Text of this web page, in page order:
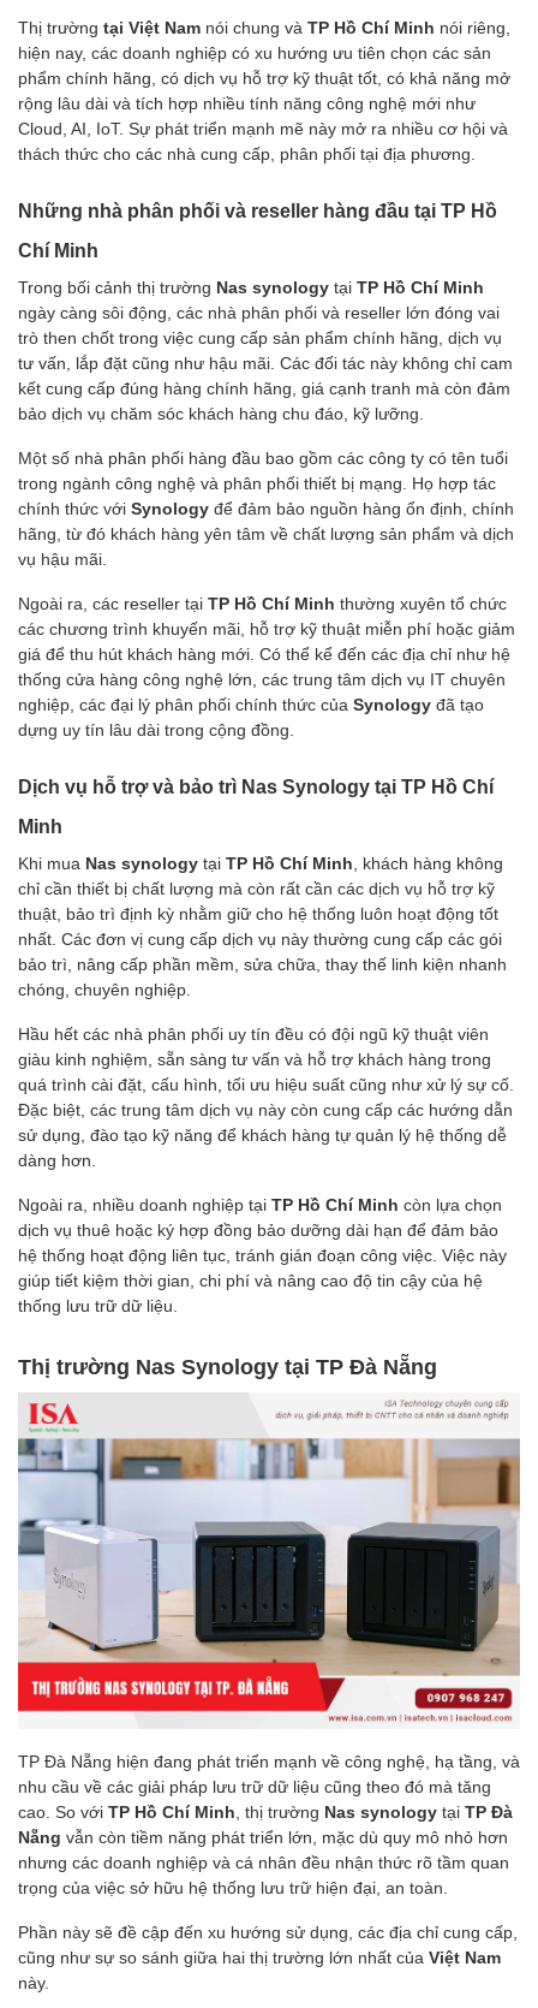
Thị trường tại Việt Nam nói chung và TP Hồ Chí Minh nói riêng,
hiện nay, các doanh nghiệp có xu hướng ưu tiên chọn các sản
phẩm chính hãng, có dịch vụ hỗ trợ kỹ thuật tốt, có khả năng mở
rộng lâu dài và tích hợp nhiều tính năng công nghệ mới như
Cloud, AI, IoT. Sự phát triển mạnh mẽ này mở ra nhiều cơ hội và
thách thức cho các nhà cung cấp, phân phối tại địa phương.
Những nhà phân phối và reseller hàng đầu tại TP Hồ
Chí Minh
Trong bối cảnh thị trường Nas synology tại TP Hồ Chí Minh
ngày càng sôi động, các nhà phân phối và reseller lớn đóng vai
trò then chốt trong việc cung cấp sản phẩm chính hãng, dịch vụ
tư vấn, lắp đặt cũng như hậu mãi. Các đối tác này không chỉ cam
kết cung cấp đúng hàng chính hãng, giá cạnh tranh mà còn đảm
bảo dịch vụ chăm sóc khách hàng chu đáo, kỹ lưỡng.
Một số nhà phân phối hàng đầu bao gồm các công ty có tên tuổi
trong ngành công nghệ và phân phối thiết bị mạng. Họ hợp tác
chính thức với Synology để đảm bảo nguồn hàng ổn định, chính
hãng, từ đó khách hàng yên tâm về chất lượng sản phẩm và dịch
vụ hậu mãi.
Ngoài ra, các reseller tại TP Hồ Chí Minh thường xuyên tổ chức
các chương trình khuyến mãi, hỗ trợ kỹ thuật miễn phí hoặc giảm
giá để thu hút khách hàng mới. Có thể kể đến các địa chỉ như hệ
thống cửa hàng công nghệ lớn, các trung tâm dịch vụ IT chuyên
nghiệp, các đại lý phân phối chính thức của Synology đã tạo
dựng uy tín lâu dài trong cộng đồng.
Dịch vụ hỗ trợ và bảo trì Nas Synology tại TP Hồ Chí
Minh
Khi mua Nas synology tại TP Hồ Chí Minh , khách hàng không
chỉ cần thiết bị chất lượng mà còn rất cần các dịch vụ hỗ trợ kỹ
thuật, bảo trì định kỳ nhằm giữ cho hệ thống luôn hoạt động tốt
nhất. Các đơn vị cung cấp dịch vụ này thường cung cấp các gói
bảo trì, nâng cấp phần mềm, sửa chữa, thay thế linh kiện nhanh
chóng, chuyên nghiệp.
Hầu hết các nhà phân phối uy tín đều có đội ngũ kỹ thuật viên
giàu kinh nghiệm, sẵn sàng tư vấn và hỗ trợ khách hàng trong
quá trình cài đặt, cấu hình, tối ưu hiệu suất cũng như xử lý sự cố.
Đặc biệt, các trung tâm dịch vụ này còn cung cấp các hướng dẫn
sử dụng, đào tạo kỹ năng để khách hàng tự quản lý hệ thống dễ
dàng hơn.
Ngoài ra, nhiều doanh nghiệp tại TP Hồ Chí Minh còn lựa chọn
dịch vụ thuê hoặc ký hợp đồng bảo dưỡng dài hạn để đảm bảo
hệ thống hoạt động liên tục, tránh gián đoạn công việc. Việc này
giúp tiết kiệm thời gian, chi phí và nâng cao độ tin cậy của hệ
thống lưu trữ dữ liệu.
Thị trường Nas Synology tại TP Đà Nẵng
TP Đà Nẵng hiện đang phát triển mạnh về công nghệ, hạ tầng, và
nhu cầu về các giải pháp lưu trữ dữ liệu cũng theo đó mà tăng
cao. So với TP Hồ Chí Minh , thị trường Nas synology tại TP Đà
Nẵng vẫn còn tiềm năng phát triển lớn, mặc dù quy mô nhỏ hơn
nhưng các doanh nghiệp và cá nhân đều nhận thức rõ tầm quan
trọng của việc sở hữu hệ thống lưu trữ hiện đại, an toàn.
Phần này sẽ đề cập đến xu hướng sử dụng, các địa chỉ cung cấp,
cũng như sự so sánh giữa hai thị trường lớn nhất của Việt Nam
này.